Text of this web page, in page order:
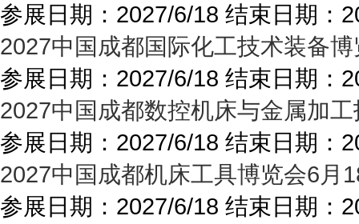
参展日期： 2027/6/18 结束日期：
2027中国成都国际化工技术装备
参展日期： 2027/6/18 结束日期：
2027中国成都数控机床与金属加
参展日期： 2027/6/18 结束日期：
2027中国成都机床工具博览会6月
参展日期： 2027/6/18 结束日期：